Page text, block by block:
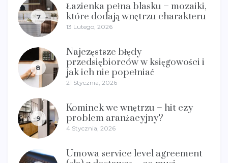
7
Łazienka pełna blasku – mozaiki,
które dodają wnętrzu charakteru
13 Lutego, 2026
8
Najczęstsze błędy
przedsiębiorców w księgowości i
jak ich nie popełniać
21 Stycznia, 2026
9
Kominek we wnętrzu – hit czy
problem aranżacyjny?
4 Stycznia, 2026
Umowa service level agreement